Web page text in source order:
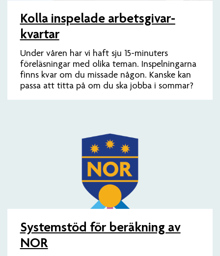
Kolla inspelade arbets­givar­
kvartar
Under våren har vi haft sju 15-minuters
föreläsningar med olika teman. Inspelningarna
finns kvar om du missade någon. Kanske kan
passa att titta på om du ska jobba i sommar?
Systemstöd för beräkning av
NOR